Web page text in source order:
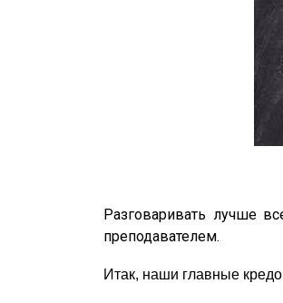
Разговаривать лучше
преподавателем.
Итак, наши главные